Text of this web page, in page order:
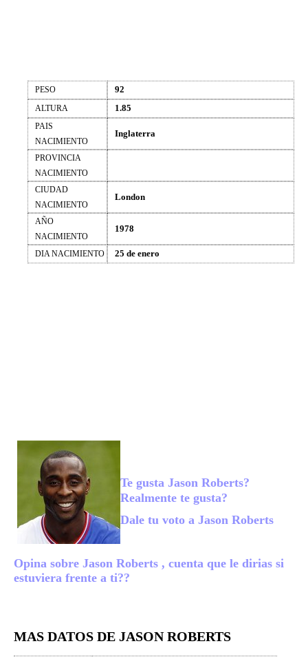
PESO 92
ALTURA 1.85
PAIS
NACIMIENTO
Inglaterra
PROVINCIA
NACIMIENTO
CIUDAD
NACIMIENTO
London
AÑO
NACIMIENTO
1978
DIA NACIMIENTO 25 de enero
Te gusta Jason Roberts?
Realmente te gusta?
Dale tu voto a Jason Roberts
Opina sobre Jason Roberts , cuenta que le dirias si
estuviera frente a ti??
MAS DATOS DE JASON ROBERTS